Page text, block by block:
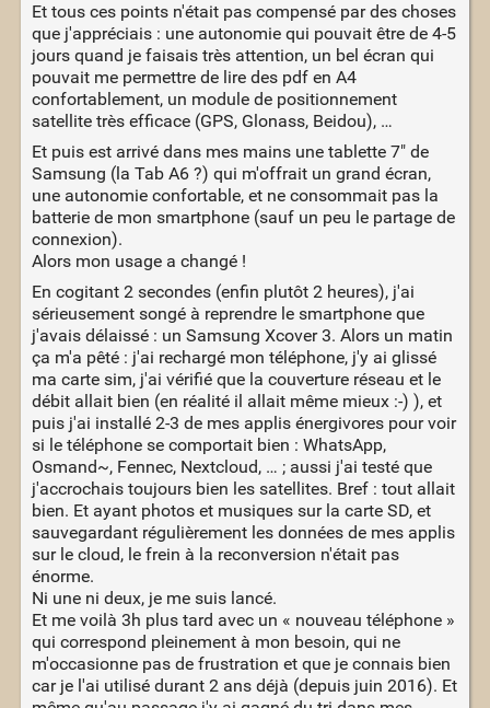
Et tous ces points n'était pas compensé par des choses
que j'appréciais : une autonomie qui pouvait être de 4-5
jours quand je faisais très attention, un bel écran qui
pouvait me permettre de lire des pdf en A4
confortablement, un module de positionnement
satellite très efficace (GPS, Glonass, Beidou), …
Et puis est arrivé dans mes mains une tablette 7" de
Samsung (la Tab A6 ?) qui m'offrait un grand écran,
une autonomie confortable, et ne consommait pas la
batterie de mon smartphone (sauf un peu le partage de
connexion).
Alors mon usage a changé !
En cogitant 2 secondes (enfin plutôt 2 heures), j'ai
sérieusement songé à reprendre le smartphone que
j'avais délaissé : un Samsung Xcover 3. Alors un matin
ça m'a pêté : j'ai rechargé mon téléphone, j'y ai glissé
ma carte sim, j'ai vérifié que la couverture réseau et le
débit allait bien (en réalité il allait même mieux :-) ), et
puis j'ai installé 2-3 de mes applis énergivores pour voir
si le téléphone se comportait bien : WhatsApp,
Osmand~, Fennec, Nextcloud, … ; aussi j'ai testé que
j'accrochais toujours bien les satellites. Bref : tout allait
bien. Et ayant photos et musiques sur la carte SD, et
sauvegardant régulièrement les données de mes applis
sur le cloud, le frein à la reconversion n'était pas
énorme.
Ni une ni deux, je me suis lancé.
Et me voilà 3h plus tard avec un « nouveau téléphone »
qui correspond pleinement à mon besoin, qui ne
m'occasionne pas de frustration et que je connais bien
car je l'ai utilisé durant 2 ans déjà (depuis juin 2016). Et